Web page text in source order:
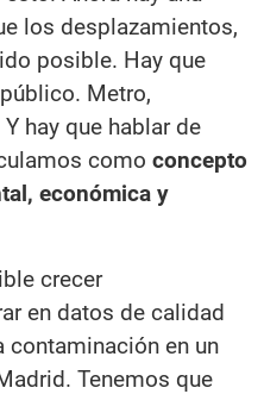
los desplazamientos,
posible. Hay que
Metro,
hay que hablar de
como concepto
económica y
crecer
en datos de calidad
contaminación en un
Tenemos que